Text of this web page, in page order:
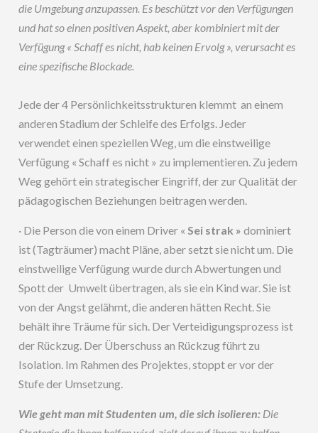
die Umgebung anzupassen. Es beschützt vor den Verfügungen
und hat so einen positiven Aspekt, aber kombiniert mit der
Verfügung « Schaff es nicht, hab keinen Ervolg », verursacht es
eine spezifische Blockade.
Jede der 4 Persönlichkeitsstrukturen klemmt an einem
anderen Stadium der Schleife des Erfolgs. Jeder
verwendet einen speziellen Weg, um die einstweilige
Verfügung « Schaff es nicht » zu implementieren. Zu jedem
Weg gehört ein strategischer Eingriff, der zur Qualität der
pädagogischen Beziehungen beitragen werden.
· Die Person die von einem Driver «Sei strak » dominiert
ist (Tagträumer) macht Pläne, aber setzt sie nicht um. Die
einstweilige Verfügung wurde durch Abwertungen und
Spott der Umwelt übertragen, als sie ein Kind war. Sie ist
von der Angst gelähmt, die anderen hätten Recht. Sie
behält ihre Träume für sich. Der Verteidigungsprozess ist
der Rückzug. Der Überschuss an Rückzug führt zu
Isolation. Im Rahmen des Projektes, stoppt er vor der
Stufe der Umsetzung.
Wie geht man mit Studenten um, die sich isolieren: Die